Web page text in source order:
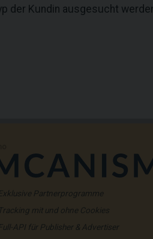
der Kundin ausgesucht
Partnerprogramme
Tracking mit und ohne Cookies
API für Publisher & Advertiser